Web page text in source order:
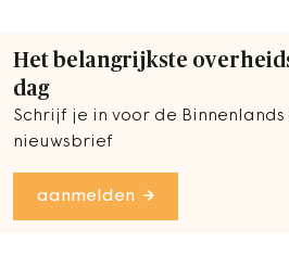
Het belangrijkste
dag
Schrijf je in voor de Binnenlands
nieuwsbrief
aanmelden